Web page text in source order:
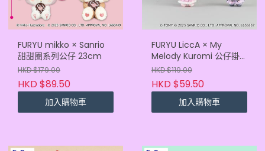
FURYU mikko × Sanrio
甜甜圈系列公仔 23cm
HKD $179.00
HKD $89.50
加入購物車
FURYU LiccA × My
Melody Kuromi 公仔掛
飾 12cm
HKD $119.00
HKD $59.50
加入購物車